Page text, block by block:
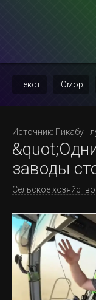
Текст Юмор
Повтор
Источник: Пикабу -
заводы
Сельское хозяйство